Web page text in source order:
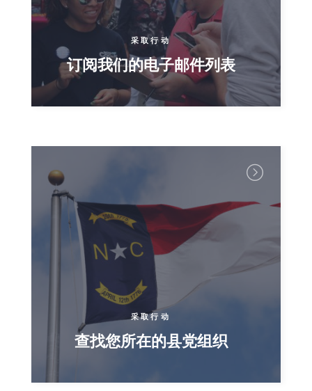
采取行动
订阅我们的电子邮件列表
采取行动
查找您所在的县党组织